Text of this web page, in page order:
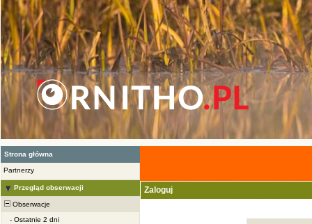
Strona główna
Partnerzy
Przegląd obserwacji
Obserwacje
- Ostatnie 2 dni
Zaloguj